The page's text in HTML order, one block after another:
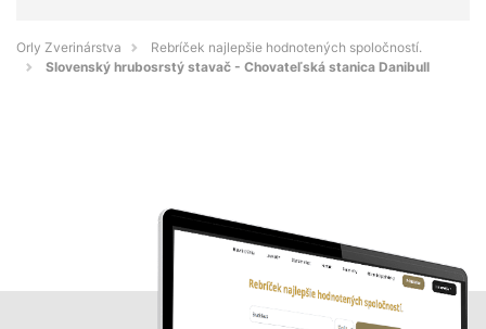
Orly Zverinárstva
Rebríček najlepšie hodnotených spoločností.
Slovenský hrubosrstý stavač - Chovateľská stanica Danibull